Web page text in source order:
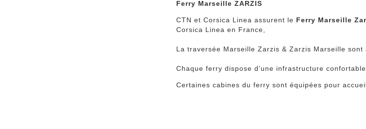
Ferry Marseille ZARZIS
CTN et Corsica Linea assurent le Ferry Marseille
Corsica Linea en France,
La traversée Marseille Zarzis & Zarzis Marseille
Chaque ferry dispose d’une infrastructure
Certaines cabines du ferry sont équipées pour